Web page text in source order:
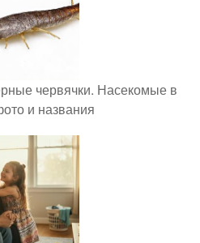
червячки. Насекомые в
и названия